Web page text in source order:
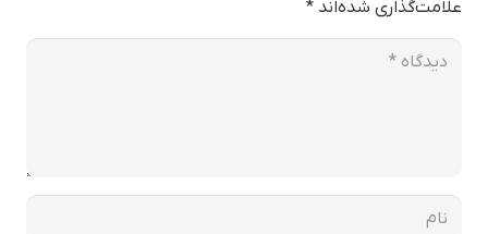
علامت‌گذاری شده‌اند *